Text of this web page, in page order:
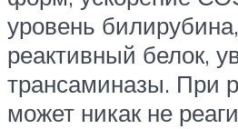
уровень
реактивный белок,
трансаминазы. При
может никак не